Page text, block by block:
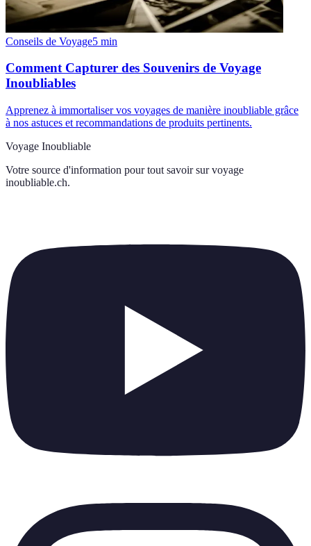
Conseils de Voyage5 min
Comment Capturer des Souvenirs de Voyage
Inoubliables
Apprenez à immortaliser vos voyages de manière inoubliable grâce
à nos astuces et recommandations de produits pertinents.
Voyage Inoubliable
Votre source d'information pour tout savoir sur voyage
inoubliable.ch.